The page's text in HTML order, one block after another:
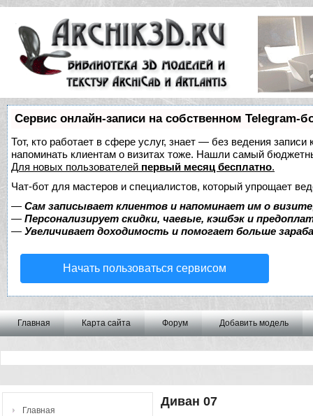
Сервис онлайн-записи на собственном Telegram-
Тот, кто работает в сфере услуг, знает — без ведения
напоминать клиентам о визитах тоже. Нашли самый
Для новых пользователей первый месяц бесплатно.
Чат-бот для мастеров и специалистов, который упрощает
— Сам записывает клиентов и напоминает им о
— Персонализирует скидки, чаевые, кэшбэк и
— Увеличивает доходимость и помогает больше
Начать пользоваться сервисом
Главная Карта сайта Форум Добавить модель
Главная
Диван 07